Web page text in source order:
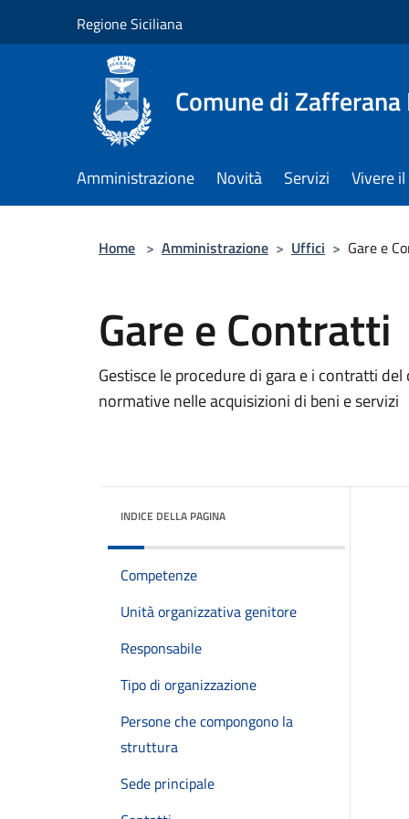
Regione Siciliana
Comune di Zafferana
Amministrazione Novità Servizi Vivere
Home > Amministrazione > Uffici > Gare e
Gare e Contratti
Gestisce le procedure di gara e i contratti
normative nelle acquisizioni di beni e servizi
INDICE DELLA PAGINA
Competenze
Unità organizzativa genitore
Responsabile
Tipo di organizzazione
Persone che compongono la
struttura
Sede principale